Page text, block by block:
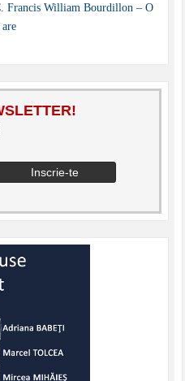
Francis William Bourdillon – O